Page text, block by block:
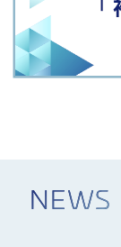
NEWS